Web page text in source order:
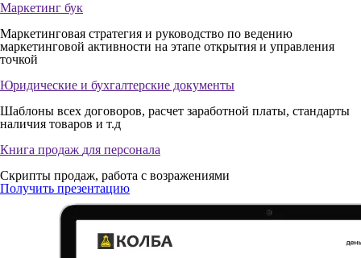
Маркетинг бук
Маркетинговая стратегия и руководство по ведению
маркетинговой активности на этапе открытия и управления
точкой
Юридические и бухгалтерские документы
Шаблоны всех договоров, расчет заработной платы, стандарты
наличия товаров и т.д
Книга продаж для персонала
Скрипты продаж, работа с возражениями
Получить презентацию